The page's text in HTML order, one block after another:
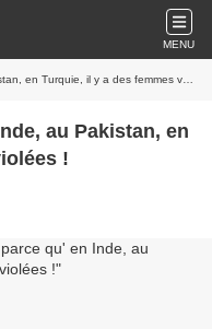
MENU
Turquie, il y a des femmes violées !
au Pakistan, en
!